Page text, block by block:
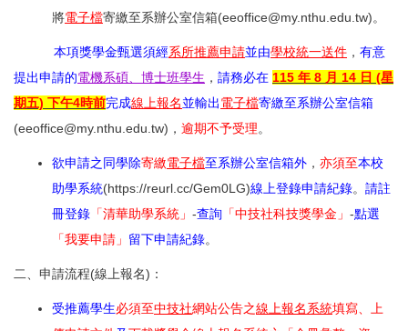
將電子檔寄繳至系辦公室信箱(eeoffice@my.nthu.edu.tw)。
本項獎學金甄選須經系所推薦申請並由學校統一送件 ， 有意
提出申請的電機系碩、博士班學生 ， 請務必在 115 年 8 月 14 日 (星
期五) 下午4時前完成線上報名並輸出電子檔寄繳至系辦公室信箱
(eeoffice@my.nthu.edu.tw)， 逾期不予受理。
欲申請之同學除寄繳電子檔至系辦公室信箱外 ， 亦須至本校
助學系統(https://reurl.cc/Gem0LG)線上登錄申請紀錄。 請註
冊登錄 「清華助學系統」 -查詢 「中技社科技獎學金」 -點選
「我要申請」 留下申請紀錄。
二、申請流程(線上報名)：
受推薦學生必須至中技社網站公告之線上報名系統填寫、上